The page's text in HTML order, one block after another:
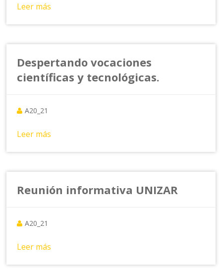
Leer más
Despertando vocaciones
científicas y tecnológicas.
A20_21
Leer más
Reunión informativa UNIZAR
A20_21
Leer más